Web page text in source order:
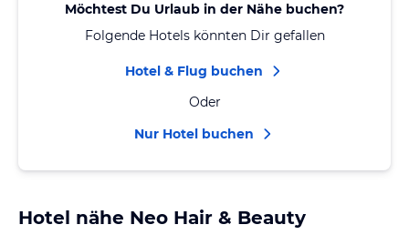
Möchtest Du Urlaub in der Nähe buchen?
Folgende Hotels könnten Dir gefallen
Hotel & Flug buchen
Oder
Nur Hotel buchen
Hotel nähe Neo Hair & Beauty